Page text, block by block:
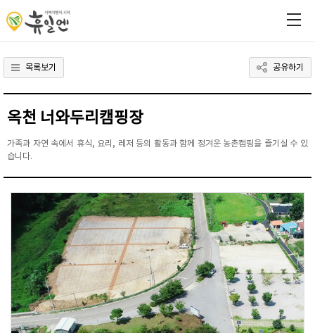
목록보기 공유하기
옥천 너와두리캠핑장
가족과 자연 속에서 휴식, 요리, 레저 등의 활동과 함께 정겨운 농촌캠핑을 즐기실 수 있
습니다.